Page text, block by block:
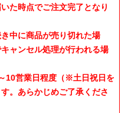
た時点でご注文完了となり
中に商品が売り切れた場
ャンセル処理が行われる場
10営業日程度（※土日祝日を
。あらかじめご了承くださ